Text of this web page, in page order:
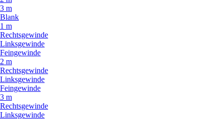
3 m
Blank
1 m
Rechtsgewinde
Linksgewinde
Feingewinde
2 m
Rechtsgewinde
Linksgewinde
Feingewinde
3 m
Rechtsgewinde
Linksgewinde